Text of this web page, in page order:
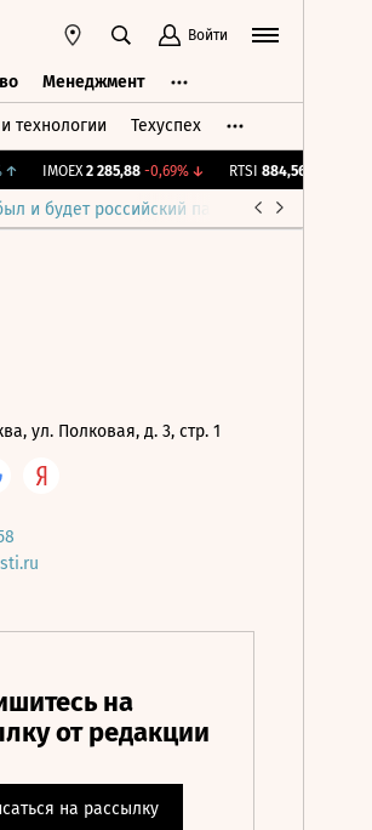
Войти
Менеджмент
технологии Техуспех
IMOEX 2 285,88 -0,69%↓ RTSI 884,56 -1,27%
и будет российский парламент
ул. Полковая, д. 3, стр. 1